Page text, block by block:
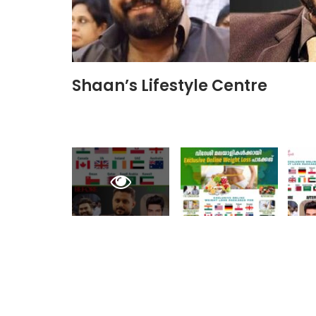
Shaan’s Lifestyle Centre